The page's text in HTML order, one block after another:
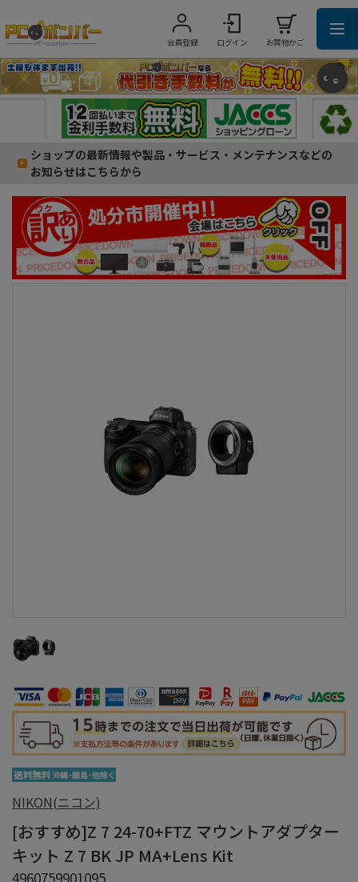
会員登録 ログイン お買物かご
ショップの最新情報や製品・サービス・メンテナンスなどの
お知らせはこちらから
NIKON(ニコン)
[おすすめ]Z 7 24-70+FTZ マウントアダプター
キット Z 7 BK JP MA+Lens Kit
4960759901095